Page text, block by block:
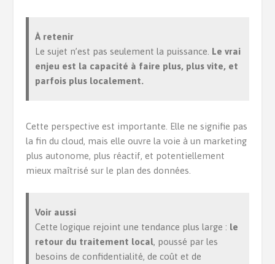
À retenir
Le sujet n’est pas seulement la puissance. Le vrai
enjeu est la capacité à faire plus, plus vite, et
parfois plus localement.
Cette perspective est importante. Elle ne signifie pas
la fin du cloud, mais elle ouvre la voie à un marketing
plus autonome, plus réactif, et potentiellement
mieux maîtrisé sur le plan des données.
Voir aussi
Cette logique rejoint une tendance plus large : le
retour du traitement local, poussé par les
besoins de confidentialité, de coût et de